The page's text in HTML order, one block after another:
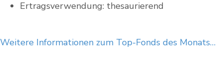
Ertragsverwendung: thesaurierend
Weitere Informationen zum Top-Fonds des Monats…